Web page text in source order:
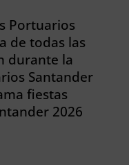
Portuarios
de todas las
durante la
Santander
fiestas
2026